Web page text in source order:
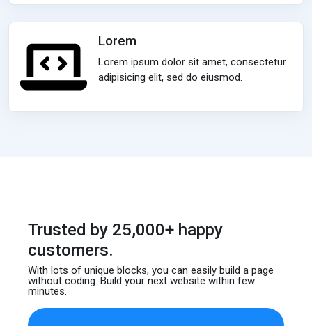
Lorem
Lorem ipsum dolor sit amet, consectetur
adipisicing elit, sed do eiusmod.
Trusted by 25,000+ happy
customers.
With lots of unique blocks, you can easily builda page
without coding. Build your next websitewithin few
minutes.